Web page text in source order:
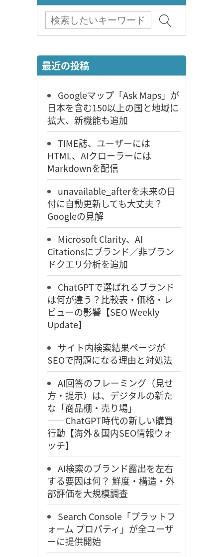
最近の投稿
Googleマップ「Ask Maps」が
日本を含む150以上の国と地域に
拡大、新機能も追加
TIME誌、ユーザーには
HTML、AIクローラーには
Markdownを配信
unavailable_afterを未来の日
付に自動更新しても大丈夫？
Googleの見解
Microsoft Clarity、AI
Citationsにブランド／非ブラン
ドクエリ分析を追加
ChatGPTで選ばれるブランド
は何が違う？比較表・価格・レ
ビューの影響【SEO Weekly
Update】
サイト内検索結果ページが
SEOで問題になる理由と対処法
AI回答のフレーミング（見せ
方・提示）は、デジタルの新た
な「商品棚・売り場」
――ChatGPT時代の新しい購買
行動【海外＆国内SEO情報ウォ
ッチ】
AI検索のブランド露出を左右
する要因は何？ 鮮度・構造・外
部評価を大規模調査
Search Console「プラットフ
ォーム プロパティ」が全ユーザ
ーに提供開始